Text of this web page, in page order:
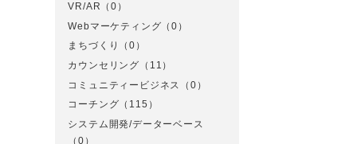
VR/AR （0）
Webマーケティング （0）
まちづくり
（0）
カウンセリング （11）
コミュニティービジネス
（0）
コーチング （115）
システム開発/データーベース
（0）